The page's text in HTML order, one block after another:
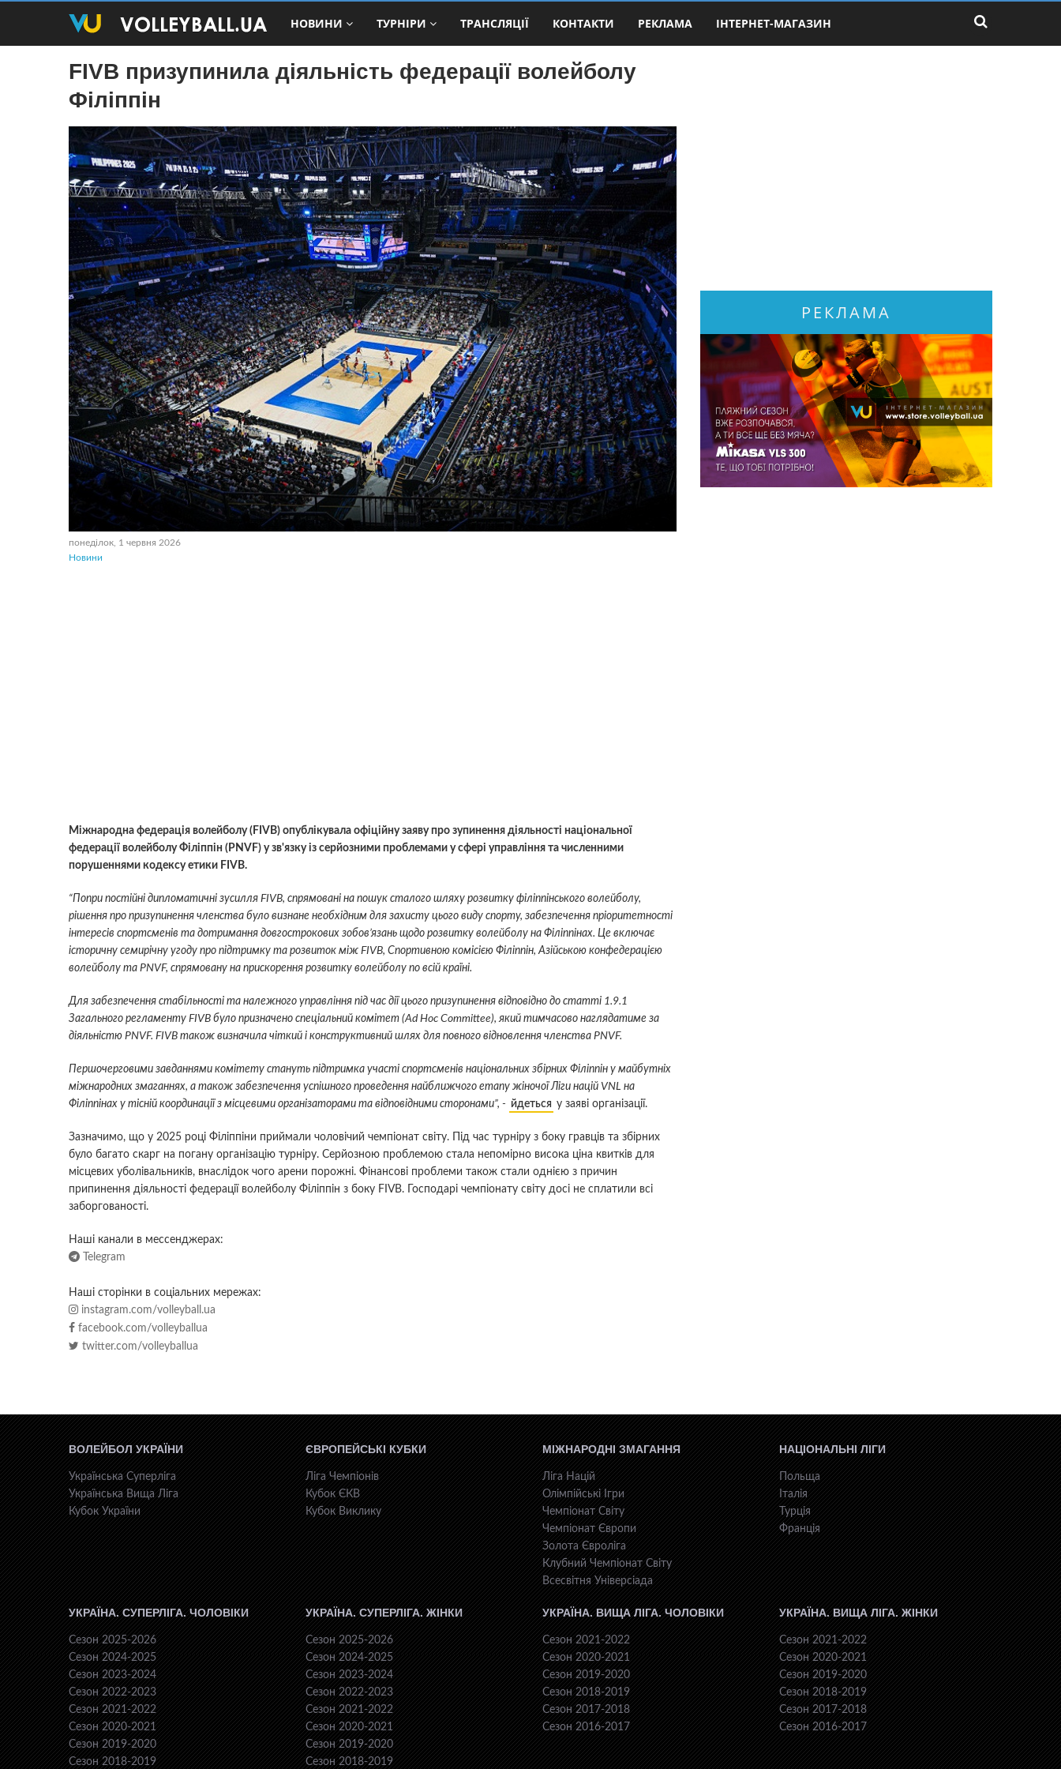
НОВИНИ ТУРНІРИ ТРАНСЛЯЦІЇ КОНТАКТИ РЕКЛАМА ІНТЕРНЕТ-МАГАЗИН
FIVB призупинила діяльність федерації волейболу
Філіппін
понеділок, 1 червня 2026
Новини
Міжнародна федерація волейболу (FIVB) опублікувала офіційну заяву про зупинення діяльності національної
федерації волейболу Філіппін (PNVF) у зв'язку із серйозними проблемами у сфері управління та численними
порушеннями кодексу етики FIVB.
“Попри постійні дипломатичні зусилля FIVB, спрямовані на пошук сталого шляху розвитку філіппінського волейболу,
рішення про призупинення членства було визнане необхідним для захисту цього виду спорту, забезпечення пріоритетності
інтересів спортсменів та дотримання довгострокових зобов’язань щодо розвитку волейболу на Філіппінах. Це включає
історичну семирічну угоду про підтримку та розвиток між FIVB, Спортивною комісією Філіппін, Азійською конфедерацією
волейболу та PNVF, спрямовану на прискорення розвитку волейболу по всій країні.
Для забезпечення стабільності та належного управління під час дії цього призупинення відповідно до статті 1.9.1
Загального регламенту FIVB було призначено спеціальний комітет (Ad Hoc Committee), який тимчасово наглядатиме за
діяльністю PNVF. FIVB також визначила чіткий і конструктивний шлях для повного відновлення членства PNVF.
Першочерговими завданнями комітету стануть підтримка участі спортсменів національних збірних Філіппін у майбутніх
міжнародних змаганнях, а також забезпечення успішного проведення найближчого етапу жіночої Ліги націй VNL на
Філіппінах у тісній координації з місцевими організаторами та відповідними сторонами”, - йдеться у заяві організації.
Зазначимо, що у 2025 році Філіппіни приймали чоловічий чемпіонат світу. Під час турніру з боку гравців та збірних
було багато скарг на погану організацію турніру. Серйозною проблемою стала непомірно висока ціна квитків для
місцевих уболівальників, внаслідок чого арени порожні. Фінансові проблеми також стали однією з причин
припинення діяльності федерації волейболу Філіппін з боку FIVB. Господарі чемпіонату світу досі не сплатили всі
заборгованості.
Наші канали в мессенджерах:
Telegram
Наші сторінки в соціальних мережах:
instagram.com/volleyball.ua
facebook.com/volleyballua
twitter.com/volleyballua
РЕКЛАМА
ВОЛЕЙБОЛ УКРАЇНИ
Українська Суперліга
Українська Вища Ліга
Кубок України
ЄВРОПЕЙСЬКІ КУБКИ
Ліга Чемпіонів
Кубок ЄКВ
Кубок Виклику
МІЖНАРОДНІ ЗМАГАННЯ
Ліга Націй
Олімпійські Ігри
Чемпіонат Світу
Чемпіонат Європи
Золота Євроліга
Клубний Чемпіонат Світу
Всесвiтня Унiверсiaда
НАЦІОНАЛЬНІ ЛІГИ
Польща
Італія
Турція
Франція
УКРАЇНА. СУПЕРЛІГА. ЧОЛОВІКИ
Сезон 2025-2026
Сезон 2024-2025
Сезон 2023-2024
Сезон 2022-2023
Сезон 2021-2022
Сезон 2020-2021
Сезон 2019-2020
Сезон 2018-2019
УКРАЇНА. СУПЕРЛІГА. ЖІНКИ
Сезон 2025-2026
Сезон 2024-2025
Сезон 2023-2024
Сезон 2022-2023
Сезон 2021-2022
Сезон 2020-2021
Сезон 2019-2020
Сезон 2018-2019
УКРАЇНА. ВИЩА ЛІГА. ЧОЛОВІКИ
Сезон 2021-2022
Сезон 2020-2021
Сезон 2019-2020
Сезон 2018-2019
Сезон 2017-2018
Сезон 2016-2017
УКРАЇНА. ВИЩА ЛІГА. ЖІНКИ
Сезон 2021-2022
Сезон 2020-2021
Сезон 2019-2020
Сезон 2018-2019
Сезон 2017-2018
Сезон 2016-2017